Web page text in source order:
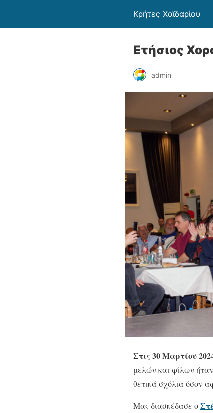
Κρήτες Χαϊδαρίου
Ετήσιος
admin
Στις 30 Μαρτίου
μελών και φίλων
θετικά σχόλια όσον
Μας διασκέδασε ο